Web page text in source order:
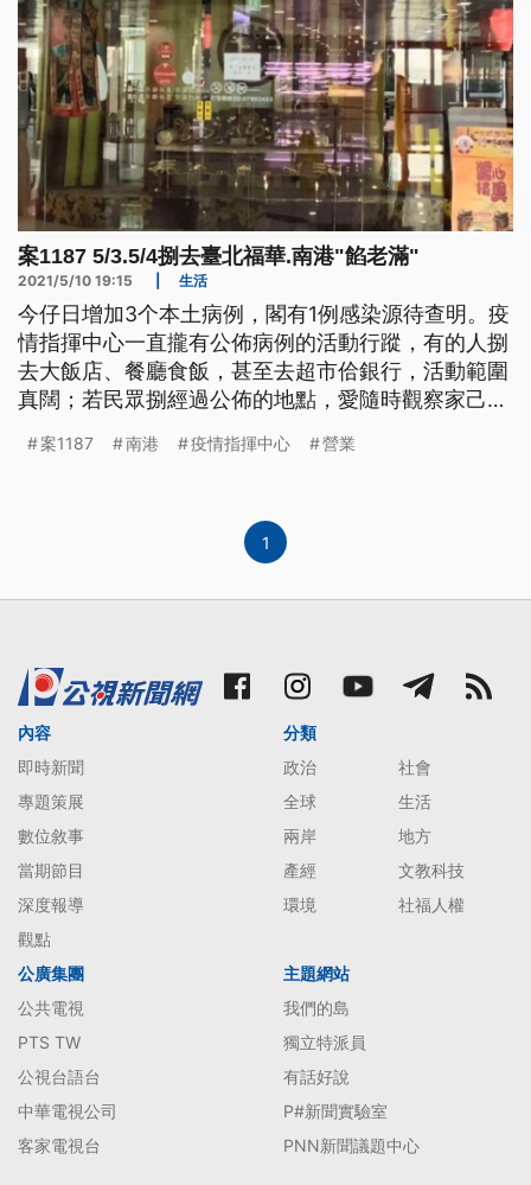
案1187 5/3.5/4捌去臺北福華.南港"餡老滿"
2021/5/10 19:15 生活
今仔日增加3个本土病例，閣有1例感染源待查明。疫
情指揮中心一直攏有公佈病例的活動行蹤，有的人捌
去大飯店、餐廳食飯，甚至去超市佮銀行，活動範圍
真闊；若民眾捌經過公佈的地點，愛隨時觀察家己的
「那5月2日(案1187)曾與(案)1183，搭乘同一部車到
案1187 南港 疫情指揮中心 營業
1
內容
即時新聞
專題策展
數位敘事
當期節目
深度報導
觀點
分類
政治
社會
全球
生活
兩岸
地方
產經
文教科技
環境
社福人權
公廣集團
公共電視
PTS TW
公視台語台
中華電視公司
客家電視台
主題網站
我們的島
獨立特派員
有話好說
P#新聞實驗室
PNN新聞議題中心